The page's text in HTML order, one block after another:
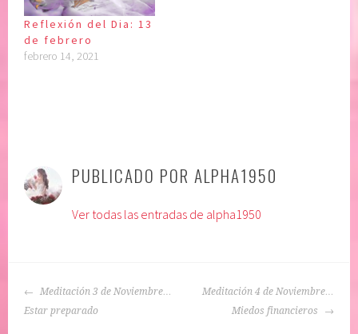
Reflexión del Dia: 13
de febrero
febrero 14, 2021
l
o
e
q
d
o
PUBLICADO PORALPHA1950
Ver todas las entradas de alpha1950
NAVEGACIÓN
DE
Meditación 3 de Noviembre…
Estar preparado
Meditación 4 de Noviembre…
Miedos financieros